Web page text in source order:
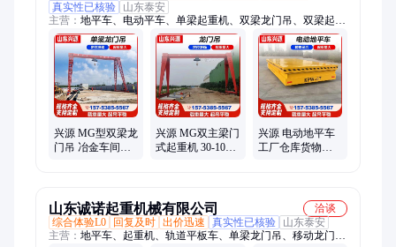
真实性已核验
山东泰安
主营： 地平车、电动平车、单梁起重机、双梁龙门吊、双梁起重
机、柔性起重机、悬挂起重机、液压梅花抓斗、电动贝壳式抓斗
兴源 MG型双梁龙
门吊 冶金车间使
兴源 MG双主梁门
式起重机 30‑100
兴源 电动地平车
工厂仓库货物运
山东诚诺起重机械有限公司
洽谈
综合体验L0
回复及时 出价迅速 真实性已核验
山东泰安
主营： 地平车、起重机、轨道平板车、单梁龙门吊、移动龙门